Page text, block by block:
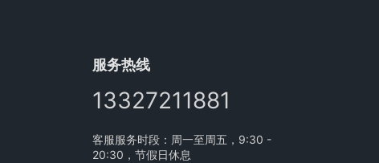
服务热线
13327211881
客服服务时段：周一至周五，9:30 -
20:30，节假日休息